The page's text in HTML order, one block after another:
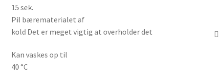
15 sek.
Pil bærematerialet af
kold Det er meget vigtig at overholder det
Kan vaskes op til
40 °C